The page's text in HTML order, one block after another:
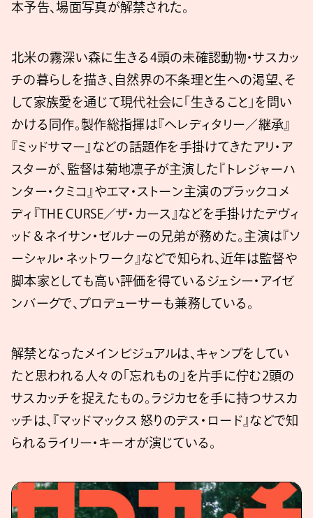
本予告、場面写真が解禁された。
北⽶の霧深い森に⽣きる4頭の未確認動物・サスカッ
チの暮らしを描き、⾃然界の不条理と⽣への渇望、そ
して家族愛を通じて現代社会に「⽣きること」を問い
かける同作。製作総指揮は『ヘレディタリー／継承』
『ミッドサマー』などの話題作を手掛けてきたアリ・ア
スターが、監督は菊地凛⼦が主演した『トレジャーハ
ンター・クミコ』やエマ・ストーン主演のブラックコメ
ディ『​​THE CURSE／ザ・カース』などを手掛けたデヴィ
ッド＆ネイサン・ゼルナーの兄弟が務めた。主演は『ソ
ーシャル・ネットワーク』などで知られ、近年は監督や
脚本家としても高い評価を得ているジェシー・アイゼ
ンバーグで、プロデューサーも兼務している。
解禁となったメインビジュアルは、キャンプをしてい
たと思われる⼈々の「忘れもの」を⽚⼿に佇む2頭の
サスカッチを捉えたもの。ラジカセを手に持つサスカ
ッチは、『マッドマックス 怒りのデス・ロード』などで知
られるライリー・キーオが演じている。